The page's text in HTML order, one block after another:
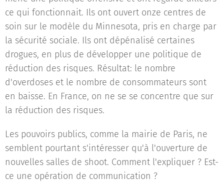
ce qui fonctionnait. Ils ont ouvert onze centres de
soin sur le modèle du Minnesota, pris en charge par
la sécurité sociale. Ils ont dépénalisé certaines
drogues, en plus de développer une politique de
réduction des risques. Résultat: le nombre
d'overdoses et le nombre de consommateurs sont
en baisse. En France, on ne se se concentre que sur
la réduction des risques.
Les pouvoirs publics, comme la mairie de Paris, ne
semblent pourtant s'intéresser qu'à l'ouverture de
nouvelles salles de shoot. Comment l'expliquer ? Est-
ce une opération de communication ?